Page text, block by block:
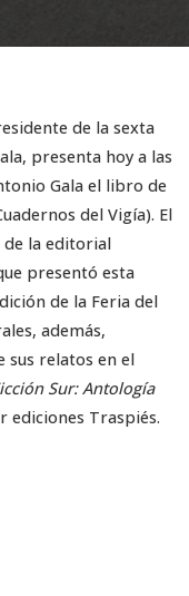
de la sexta
presenta hoy a las
Gala el libro de
del Vigía). El
de la editorial
presentó esta
de la Feria del
además,
sus relatos en el
Sur: Antología
ediciones Traspiés.